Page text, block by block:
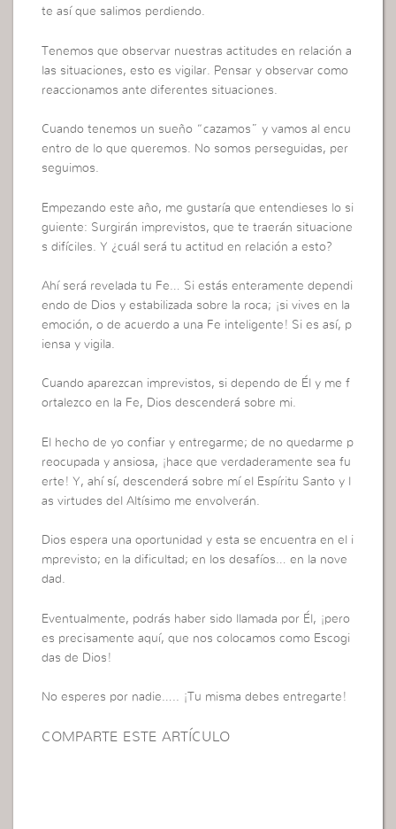
te así que salimos perdiendo.
Tenemos que observar nuestras actitudes en relación a
las situaciones, esto es vigilar. Pensar y observar como
reaccionamos ante diferentes situaciones.
Cuando tenemos un sueño “cazamos” y vamos al encu
entro de lo que queremos. No somos perseguidas, per
seguimos.
Empezando este año, me gustaría que entendieses lo si
guiente: Surgirán imprevistos, que te traerán situacione
s difíciles. Y ¿cuál será tu actitud en relación a esto?
Ahí será revelada tu Fe… Si estás enteramente dependi
endo de Dios y estabilizada sobre la roca; ¡si vives en la
emoción, o de acuerdo a una Fe inteligente! Si es así, p
iensa y vigila.
Cuando aparezcan imprevistos, si dependo de Él y me f
ortalezco en la Fe, Dios descenderá sobre mi.
El hecho de yo confiar y entregarme; de no quedarme p
reocupada y ansiosa, ¡hace que verdaderamente sea fu
erte! Y, ahí sí, descenderá sobre mí el Espíritu Santo y l
as virtudes del Altísimo me envolverán.
Dios espera una oportunidad y esta se encuentra en el i
mprevisto; en la dificultad; en los desafíos… en la nove
dad.
Eventualmente, podrás haber sido llamada por Él, ¡pero
es precisamente aquí, que nos colocamos como Escogi
das de Dios!
No esperes por nadie….. ¡Tu misma debes entregarte!
COMPARTE ESTE ARTÍCULO